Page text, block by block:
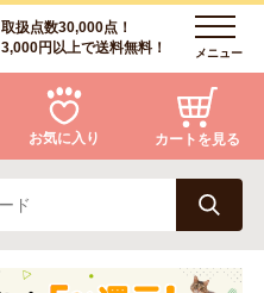
取扱点数30,000点！
3,000円以上で送料無料！
メニュー
猫
お気に入り カートを見る